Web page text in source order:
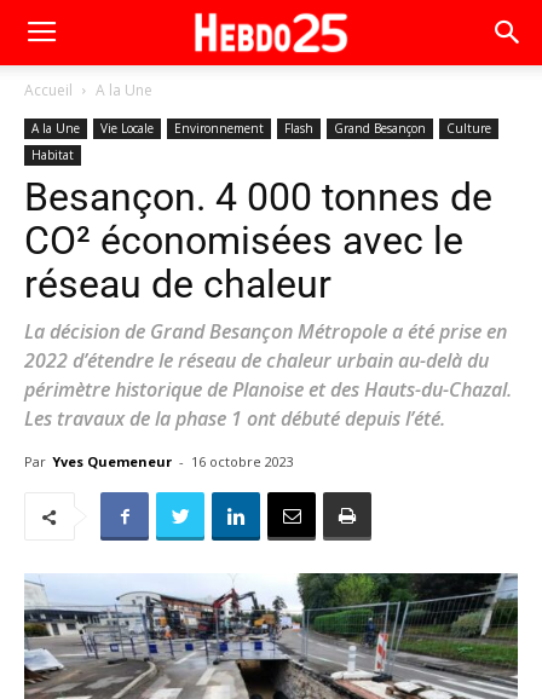
Accueil A la Une
A la Une Vie Locale Environnement Flash Grand Besançon
Culture
Habitat
Besançon. 4 000 tonnes de
CO² économisées avec le
réseau de chaleur
La décision de Grand Besançon Métropole a été prise en
2022 d’étendre le réseau de chaleur urbain au-delà du
périmètre historique de Planoise et des Hauts-du-Chazal.
Les travaux de la phase 1 ont débuté depuis l’été.
Par Yves Quemeneur - 16 octobre 2023